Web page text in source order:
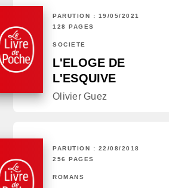
PARUTION : 19/05/2021
128 PAGES
SOCIÉTÉ
L'ELOGE DE
L'ESQUIVE
Olivier Guez
PARUTION : 22/08/2018
256 PAGES
ROMANS